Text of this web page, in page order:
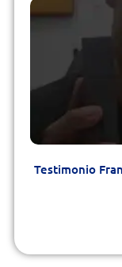
Testimonio